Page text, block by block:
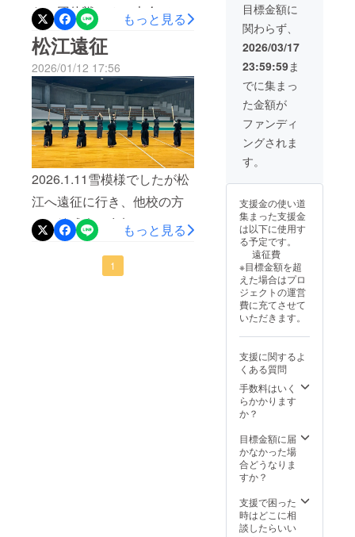
協力してなんとか鳥取に
帰ってきました。今回の経
験を活かして、益々成長し
て行けたらと思います。応
援ありがとうございまし
た！ふぐ、食ったど〜
た。団体戦のみの大会で、
この冬の稽古の成果を発揮
したいところです。結果男
子一回戦 対福生中 3対1で
勝利二回戦 対米子北斗
中 2対2でしたが、本数差
で敗退男子は4人での参加で
したが、よく頑張りまし
た！今後が楽しみな内容で
した！女子一回戦 対福生
中 5対0で勝利準決勝 対
大山中 4対0で勝利決
勝 対福米中 4対0で勝
もっと見る
松江遠征
2026/01/12 17:56
2026.1.11雪模様でしたが松
江へ遠征に行き、他校の方
との錬成会に参加しまし
た。来週は鳥取県選手権大
会です。この遠征を活かし
もっと見る
1
目標金額に
関わらず、
2026/03/17
23:59:59ま
でに集まっ
た金額が
ファンディ
ングされま
す。
支援金の使い道
集まった支援金
は以下に使用す
る予定です。
遠征費
※目標金額を超
えた場合はプロ
ジェクトの運営
費に充てさせて
いただきます。
支援に関するよ
くある質問
手数料はいく
らかかります
か？
目標金額に届
かなかった場
合どうなりま
すか？
支援で困った
時はどこに相
談したらいい